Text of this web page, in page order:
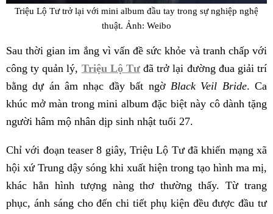
Triệu Lộ Tư trở lại với mini album đầu tay trong sự nghiệp nghệ
thuật. Ảnh: Weibo
Sau thời gian im ắng vì vấn đề sức khỏe và tranh chấp với
công ty quản lý, Triệu Lộ Tưđã trở lại đường đua giải trí
bằng dự án âm nhạc đầy bất ngờ Black Veil Bride. Ca
khúc mở màn trong mini album đặc biệt này cô dành tặng
người hâm mộ nhân dịp sinh nhật tuổi 27.
Chỉ với đoạn teaser 8 giây, Triệu Lộ Tư đã khiến mạng xã
hội xứ Trung dậy sóng khi xuất hiện trong tạo hình ma mị,
khác hẳn hình tượng nàng thơ thường thấy. Từ trang
phục, ánh sáng cho đến chi tiết phụ kiện đều được đầu tư